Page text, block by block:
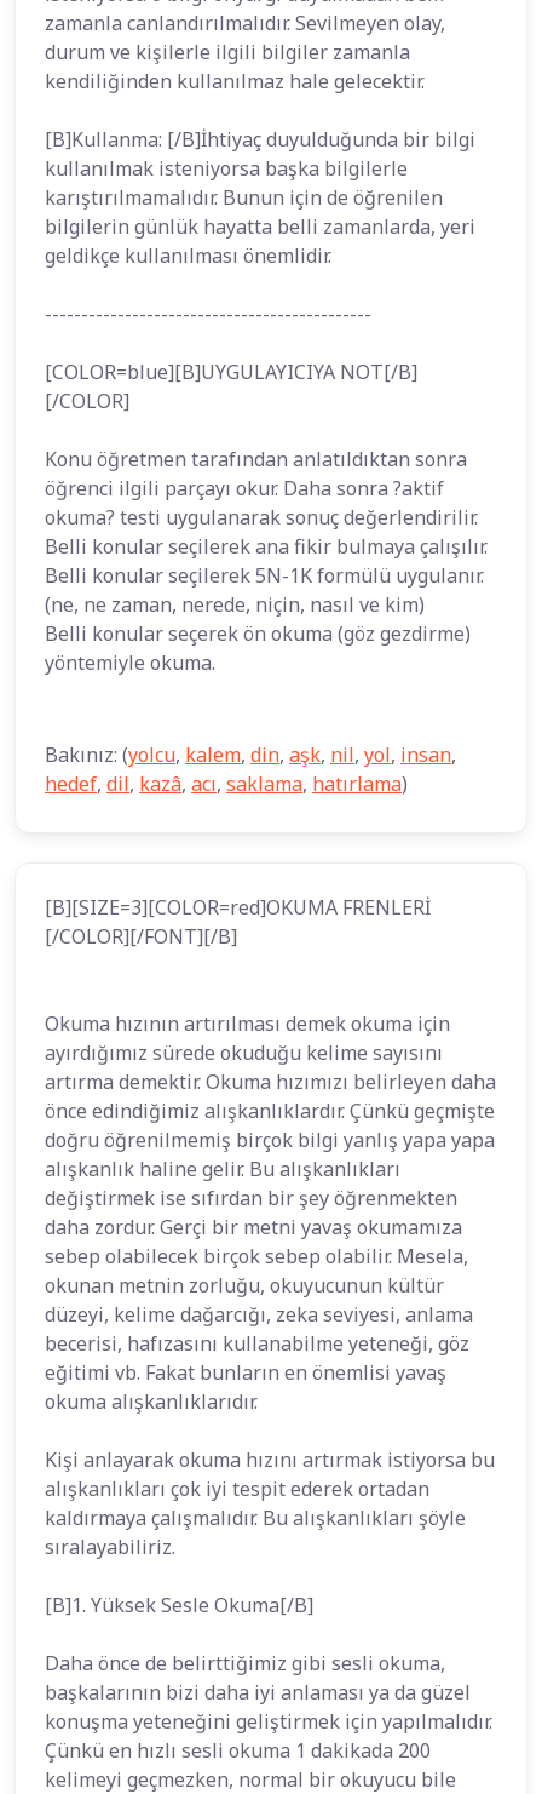
zamanla canlandırılmalıdır. Sevilmeyen olay,
durum ve kişilerle ilgili bilgiler zamanla
kendiliğinden kullanılmaz hale gelecektir.
[B]Kullanma: [/B]İhtiyaç duyulduğunda bir bilgi
kullanılmak isteniyorsa başka bilgilerle
karıştırılmamalıdır. Bunun için de öğrenilen
bilgilerin günlük hayatta belli zamanlarda, yeri
geldikçe kullanılması önemlidir.
---------------------------------------------
[COLOR=blue][B]UYGULAYICIYA NOT[/B]
[/COLOR]
Konu öğretmen tarafından anlatıldıktan sonra
öğrenci ilgili parçayı okur. Daha sonra ?aktif
okuma? testi uygulanarak sonuç değerlendirilir.
Belli konular seçilerek ana fikir bulmaya çalışılır.
Belli konular seçilerek 5N-1K formülü uygulanır.
(ne, ne zaman, nerede, niçin, nasıl ve kim)
Belli konular seçerek ön okuma (göz gezdirme)
yöntemiyle okuma.
Bakınız: (yolcu, kalem, din, aşk, nil, yol, insan,
hedef, dil, kazâ, acı, saklama, hatırlama)
[B][SIZE=3][COLOR=red]OKUMA FRENLERİ
[/COLOR][/FONT][/B]
Okuma hızının artırılması demek okuma için
ayırdığımız sürede okuduğu kelime sayısını
artırma demektir. Okuma hızımızı belirleyen daha
önce edindiğimiz alışkanlıklardır. Çünkü geçmişte
doğru öğrenilmemiş birçok bilgi yanlış yapa yapa
alışkanlık haline gelir. Bu alışkanlıkları
değiştirmek ise sıfırdan bir şey öğrenmekten
daha zordur. Gerçi bir metni yavaş okumamıza
sebep olabilecek birçok sebep olabilir. Mesela,
okunan metnin zorluğu, okuyucunun kültür
düzeyi, kelime dağarcığı, zeka seviyesi, anlama
becerisi, hafızasını kullanabilme yeteneği, göz
eğitimi vb. Fakat bunların en önemlisi yavaş
okuma alışkanlıklarıdır.
Kişi anlayarak okuma hızını artırmak istiyorsa bu
alışkanlıkları çok iyi tespit ederek ortadan
kaldırmaya çalışmalıdır. Bu alışkanlıkları şöyle
sıralayabiliriz.
[B]1. Yüksek Sesle Okuma[/B]
Daha önce de belirttiğimiz gibi sesli okuma,
başkalarının bizi daha iyi anlaması ya da güzel
konuşma yeteneğini geliştirmek için yapılmalıdır.
Çünkü en hızlı sesli okuma 1 dakikada 200
kelimeyi geçmezken, normal bir okuyucu bile